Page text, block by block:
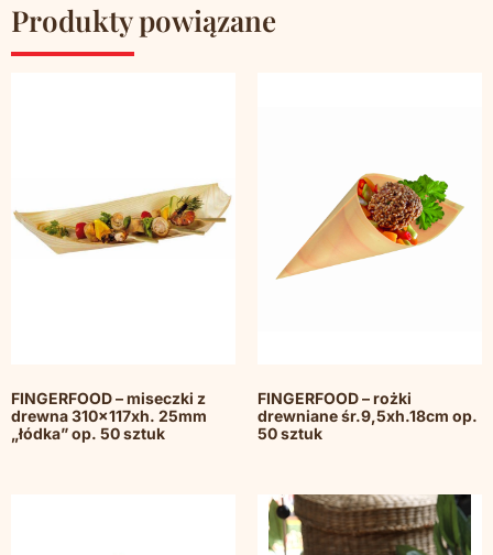
Produkty powiązane
FINGERFOOD – miseczki z
drewna 310x117xh. 25mm
„łódka” op. 50 sztuk
FINGERFOOD – rożki
drewniane śr.9,5xh.18cm op.
50 sztuk